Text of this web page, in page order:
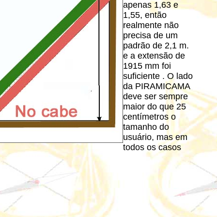
apenas 1,63 e
1,55, então
realmente não
precisa de um
padrão de 2,1 m.
e a extensão de
1915 mm foi
suficiente . O lado
da PIRAMICAMA
deve ser sempre
maior do que 25
centímetros o
tamanho do
usuário, mas em
todos os casos